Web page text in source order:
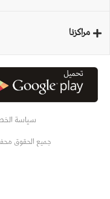
مراكزنا
سياسة
جميع الحقوق